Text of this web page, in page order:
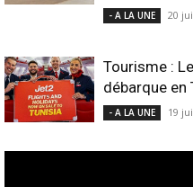
- A LA UNE 20
Tourisme :
débarque en
- A LA UNE 19